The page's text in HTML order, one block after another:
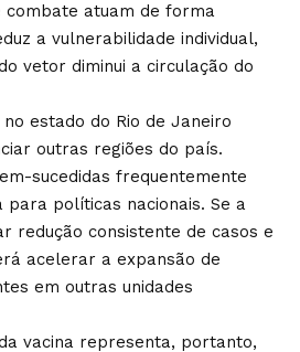
atuam de forma
a vulnerabilidade individual,
vetor diminui a circulação do
estado do Rio de Janeiro
outras regiões do país.
sucedidas frequentemente
políticas nacionais. Se a
redução consistente de casos e
acelerar a expansão de
em outras unidades
vacina representa, portanto,